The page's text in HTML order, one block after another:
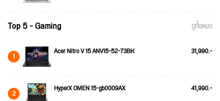
Top 5 - Gaming ดูทั้งหมด
1 Acer Nitro V 15 ANV15-52-73BK 31,990.-
2 HyperX OMEN 15-gb0009AX 41,990.-